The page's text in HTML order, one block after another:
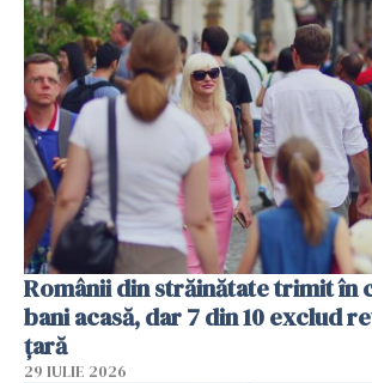
Românii din străinătate trimit în
bani acasă, dar 7 din 10 exclud
țară
29 IULIE 2026